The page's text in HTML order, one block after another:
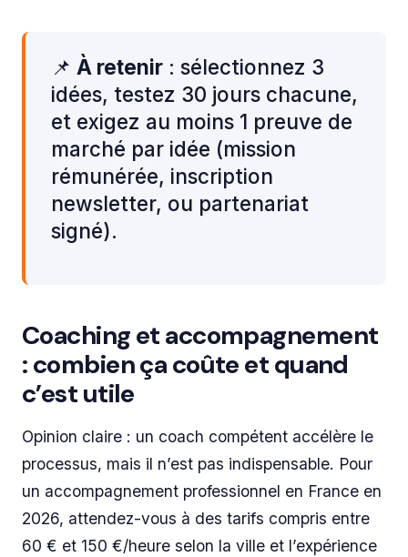
📌 À retenir : sélectionnez 3
idées, testez 30 jours chacune,
et exigez au moins 1 preuve de
marché par idée (mission
rémunérée, inscription
newsletter, ou partenariat
signé).
Coaching et accompagnement
: combien ça coûte et quand
c’est utile
Opinion claire : un coach compétent accélère le
processus, mais il n’est pas indispensable. Pour
un accompagnement professionnel en France en
2026, attendez-vous à des tarifs compris entre
60 € et 150 €/heure selon la ville et l’expérience